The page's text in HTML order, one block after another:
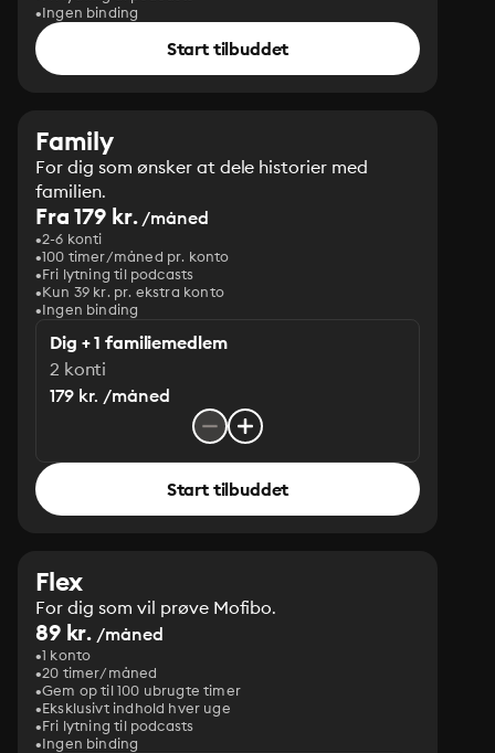
Ingen binding
Start tilbuddet
Family
For dig som ønsker at dele historier med
familien.
Fra 179 kr./måned
2-6 konti
100 timer/måned pr. konto
Fri lytning til podcasts
Kun 39 kr. pr. ekstra konto
Ingen binding
Dig + 1 familiemedlem
2 konti
179 kr. /måned
Start tilbuddet
Flex
For dig som vil prøve Mofibo.
89 kr. /måned
1 konto
20 timer/måned
Gem op til 100 ubrugte timer
Eksklusivt indhold hver uge
Fri lytning til podcasts
Ingen binding